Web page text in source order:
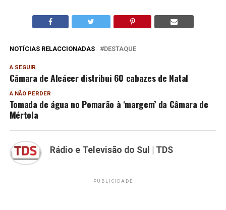
NOTÍCIAS RELACCIONADAS DESTAQUE
A SEGUIR
Câmara de Alcácer distribui 60 cabazes de Natal
A NÃO PERDER
Tomada de água no Pomarão à ‘margem’ da Câmara de
Mértola
Rádio e Televisão do Sul | TDS
PUBLICIDADE